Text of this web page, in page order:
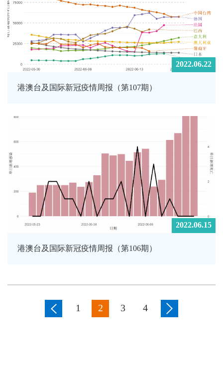
2022.06.22
港澳台及国际新冠疫情周报（第107期）
2022.06.15
港澳台及国际新冠疫情周报（第106期）
1 2 3 4